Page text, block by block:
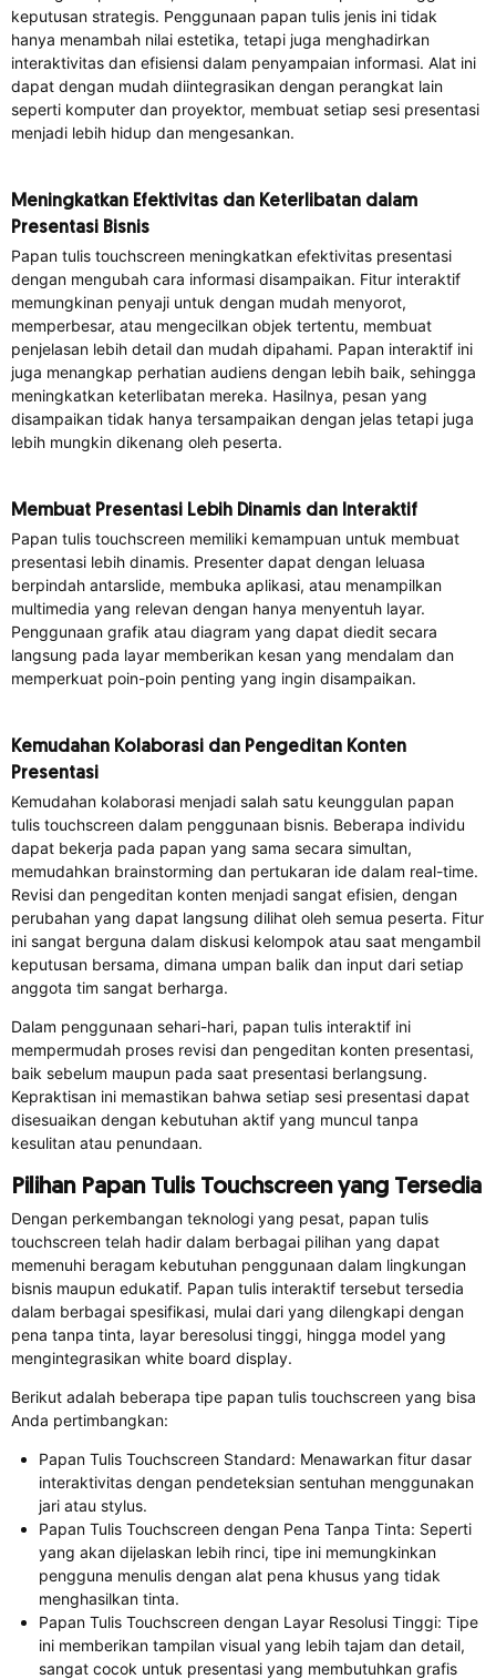
keputusan strategis. Penggunaan papan tulis jenis ini tidak
hanya menambah nilai estetika, tetapi juga menghadirkan
interaktivitas dan efisiensi dalam penyampaian informasi. Alat ini
dapat dengan mudah diintegrasikan dengan perangkat lain
seperti komputer dan proyektor, membuat setiap sesi presentasi
menjadi lebih hidup dan mengesankan.
Meningkatkan Efektivitas dan Keterlibatan dalam
Presentasi Bisnis
Papan tulis touchscreen meningkatkan efektivitas presentasi
dengan mengubah cara informasi disampaikan. Fitur interaktif
memungkinan penyaji untuk dengan mudah menyorot,
memperbesar, atau mengecilkan objek tertentu, membuat
penjelasan lebih detail dan mudah dipahami. Papan interaktif ini
juga menangkap perhatian audiens dengan lebih baik, sehingga
meningkatkan keterlibatan mereka. Hasilnya, pesan yang
disampaikan tidak hanya tersampaikan dengan jelas tetapi juga
lebih mungkin dikenang oleh peserta.
Membuat Presentasi Lebih Dinamis dan Interaktif
Papan tulis touchscreen memiliki kemampuan untuk membuat
presentasi lebih dinamis. Presenter dapat dengan leluasa
berpindah antarslide, membuka aplikasi, atau menampilkan
multimedia yang relevan dengan hanya menyentuh layar.
Penggunaan grafik atau diagram yang dapat diedit secara
langsung pada layar memberikan kesan yang mendalam dan
memperkuat poin-poin penting yang ingin disampaikan.
Kemudahan Kolaborasi dan Pengeditan Konten
Presentasi
Kemudahan kolaborasi menjadi salah satu keunggulan papan
tulis touchscreen dalam penggunaan bisnis. Beberapa individu
dapat bekerja pada papan yang sama secara simultan,
memudahkan brainstorming dan pertukaran ide dalam real-time.
Revisi dan pengeditan konten menjadi sangat efisien, dengan
perubahan yang dapat langsung dilihat oleh semua peserta. Fitur
ini sangat berguna dalam diskusi kelompok atau saat mengambil
keputusan bersama, dimana umpan balik dan input dari setiap
anggota tim sangat berharga.
Dalam penggunaan sehari-hari, papan tulis interaktif ini
mempermudah proses revisi dan pengeditan konten presentasi,
baik sebelum maupun pada saat presentasi berlangsung.
Kepraktisan ini memastikan bahwa setiap sesi presentasi dapat
disesuaikan dengan kebutuhan aktif yang muncul tanpa
kesulitan atau penundaan.
Pilihan Papan Tulis Touchscreen yang Tersedia
Dengan perkembangan teknologi yang pesat, papan tulis
touchscreen telah hadir dalam berbagai pilihan yang dapat
memenuhi beragam kebutuhan penggunaan dalam lingkungan
bisnis maupun edukatif. Papan tulis interaktif tersebut tersedia
dalam berbagai spesifikasi, mulai dari yang dilengkapi dengan
pena tanpa tinta, layar beresolusi tinggi, hingga model yang
mengintegrasikan white board display.
Berikut adalah beberapa tipe papan tulis touchscreen yang bisa
Anda pertimbangkan:
Papan Tulis Touchscreen Standard: Menawarkan fitur dasar
interaktivitas dengan pendeteksian sentuhan menggunakan
jari atau stylus.
Papan Tulis Touchscreen dengan Pena Tanpa Tinta: Seperti
yang akan dijelaskan lebih rinci, tipe ini memungkinkan
pengguna menulis dengan alat pena khusus yang tidak
menghasilkan tinta.
Papan Tulis Touchscreen dengan Layar Resolusi Tinggi: Tipe
ini memberikan tampilan visual yang lebih tajam dan detail,
sangat cocok untuk presentasi yang membutuhkan grafis